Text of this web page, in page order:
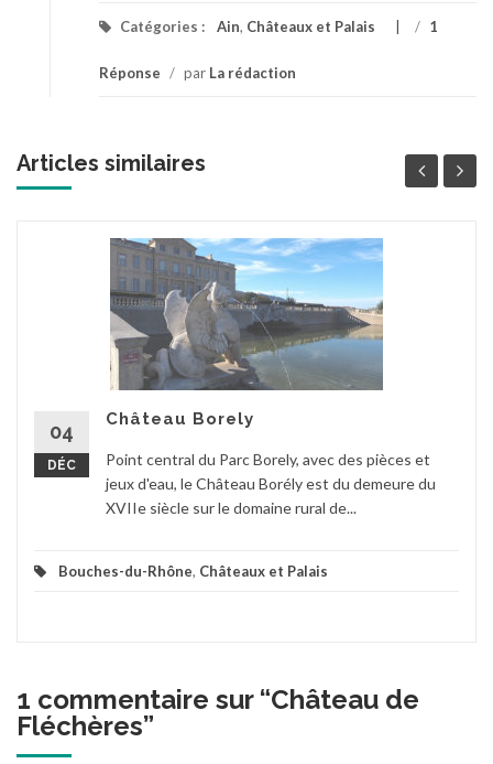
Catégories : Ain, Châteaux et Palais / 1
Réponse / par La rédaction
Articles similaires
04
DÉC
Château Borely
Point central du Parc Borely, avec des pièces et
jeux d'eau, le Château Borély est du demeure du
XVIIe siècle sur le domaine rural de...
Bouches-du-Rhône, Châteaux et Palais
1 commentaire sur “Château de
Fléchères”